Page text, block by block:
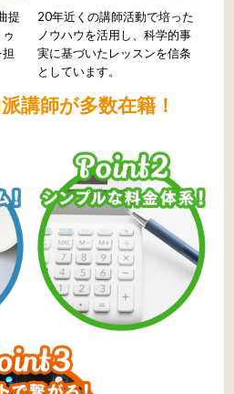
提
20年近くの講師活動で培った
ノウハウを活用し、科学的事
実に基づいたレッスンを信条
としています。
講師が多数在籍！